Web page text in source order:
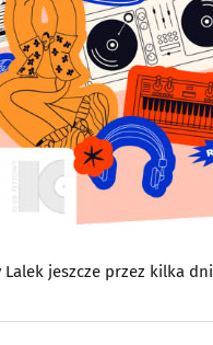
jeszcze przez kilka dni